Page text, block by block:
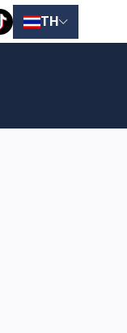
TH